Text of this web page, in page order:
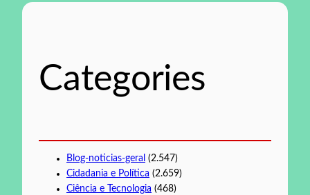
aCategories
Blog-noticias-geral (2.547)
Cidadania e Política (2.659)
Ciência e Tecnologia (468)